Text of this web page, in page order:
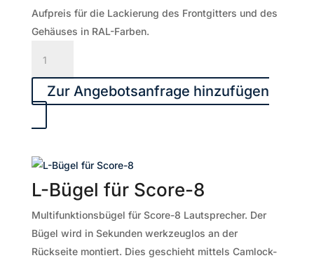
Aufpreis für die Lackierung des Frontgitters und des
Gehäuses in RAL-Farben.
Score-
Gehäuse
in
Sonderfarben
Menge
Zur Angebotsanfrage hinzufügen
L-Bügel für Score-8
Multifunktionsbügel für Score-8 Lautsprecher. Der
Bügel wird in Sekunden werkzeuglos an der
Rückseite montiert. Dies geschieht mittels Camlock-